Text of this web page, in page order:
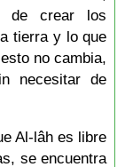
de crear los
tierra y lo que
no cambia,
necesitar de
Al-lâh es libre
se encuentra